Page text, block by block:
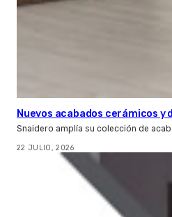
Nuevos acabados cerámicos y
Snaidero amplía su colección de
22 JULIO, 2026